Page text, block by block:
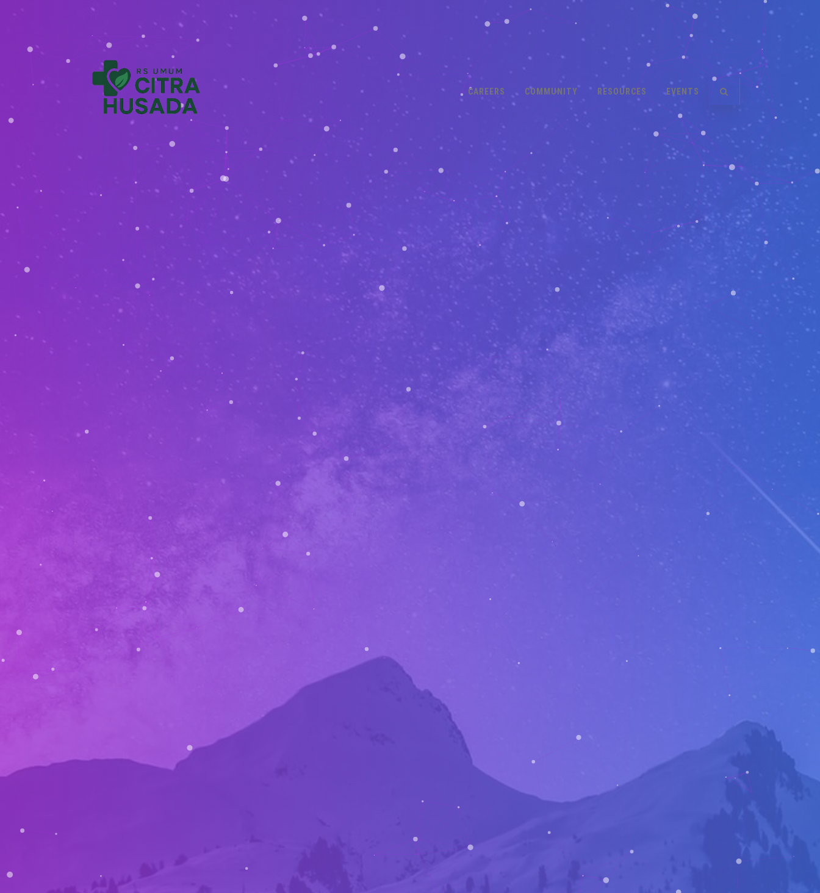
CAREERS COMMUNITY RESOURCES EVENTS